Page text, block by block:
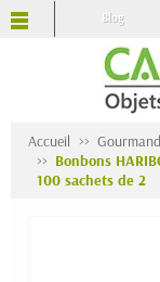
Blog
Accueil Gourmand
Bonbons
100 sachets de 2